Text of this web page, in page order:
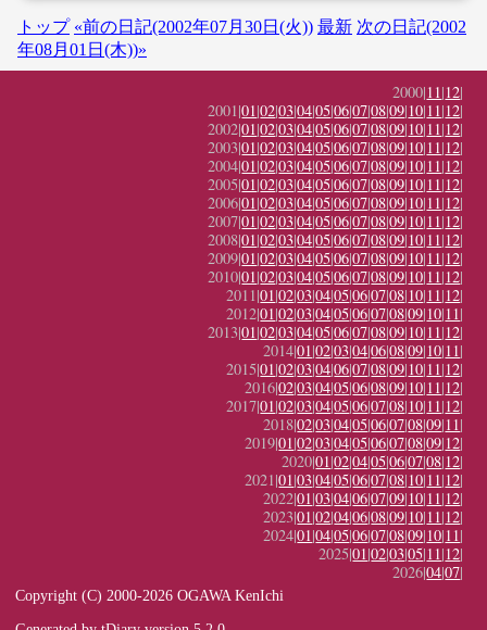
トップ «前の日記(2002年07月30日(火)) 最新 次の日記(2002
年08月01日(木))»
2000|11|12|
2001|01|02|03|04|05|06|07|08|09|10|11|12|
2002|01|02|03|04|05|06|07|08|09|10|11|12|
2003|01|02|03|04|05|06|07|08|09|10|11|12|
2004|01|02|03|04|05|06|07|08|09|10|11|12|
2005|01|02|03|04|05|06|07|08|09|10|11|12|
2006|01|02|03|04|05|06|07|08|09|10|11|12|
2007|01|02|03|04|05|06|07|08|09|10|11|12|
2008|01|02|03|04|05|06|07|08|09|10|11|12|
2009|01|02|03|04|05|06|07|08|09|10|11|12|
2010|01|02|03|04|05|06|07|08|09|10|11|12|
2011|01|02|03|04|05|06|07|08|10|11|12|
2012|01|02|03|04|05|06|07|08|09|10|11|
2013|01|02|03|04|05|06|07|08|09|10|11|12|
2014|01|02|03|04|06|08|09|10|11|
2015|01|02|03|04|06|07|08|09|10|11|12|
2016|02|03|04|05|06|08|09|10|11|12|
2017|01|02|03|04|05|06|07|08|10|11|12|
2018|02|03|04|05|06|07|08|09|11|
2019|01|02|03|04|05|06|07|08|09|12|
2020|01|02|04|05|06|07|08|12|
2021|01|03|04|05|06|07|08|10|11|12|
2022|01|03|04|06|07|09|10|11|12|
2023|01|02|04|06|08|09|10|11|12|
2024|01|04|05|06|07|08|09|10|11|
2025|01|02|03|05|11|12|
2026|04|07|
Copyright (C) 2000-2026 OGAWA KenIchi